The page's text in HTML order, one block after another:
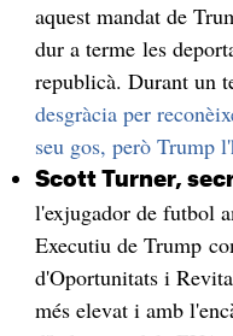
aquest mandat de
dur a terme les
republicà. Durant un
desgràcia per
seu gos, però Trump
Scott Turner,
l'exjugador de futbol
Executiu de Trump
d'Oportunitats i
més elevat i amb